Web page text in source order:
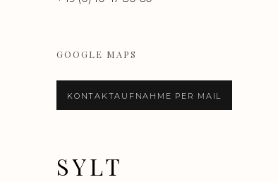
GOOGLE MAPS
KONTAKTAUFNAHME PER MAIL
SYLT